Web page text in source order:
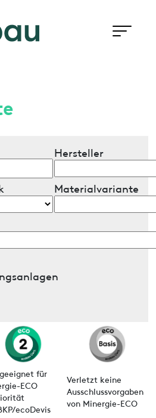
Hersteller
Materialvariante
für
ECO
ecoDevis
Verletzt keine
Ausschlussvorgaben
von Minergie-ECO